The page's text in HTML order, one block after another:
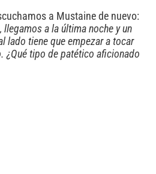
a Mustaine de nuevo:
llegamos a la última noche y un
lado tiene que empezar a tocar
¿Qué tipo de patético aficionado